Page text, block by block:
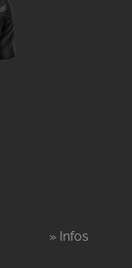
» Infos